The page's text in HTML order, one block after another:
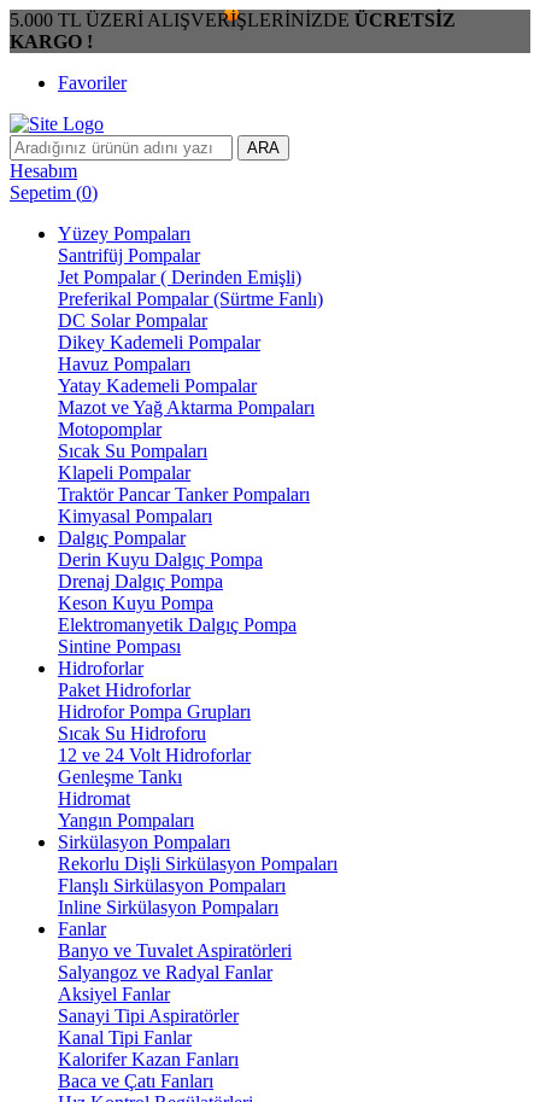
5.000 TL ÜZERİ ALIŞVERİŞLERİNİZDE ÜCRETSİZ
KARGO !
Favoriler
ARA
Hesabım
Sepetim (0)
Yüzey Pompaları
Santrifüj Pompalar
Jet Pompalar ( Derinden Emişli)
Preferikal Pompalar (Sürtme Fanlı)
DC Solar Pompalar
Dikey Kademeli Pompalar
Havuz Pompaları
Yatay Kademeli Pompalar
Mazot ve Yağ Aktarma Pompaları
Motopomplar
Sıcak Su Pompaları
Klapeli Pompalar
Traktör Pancar Tanker Pompaları
Kimyasal Pompaları
Dalgıç Pompalar
Derin Kuyu Dalgıç Pompa
Drenaj Dalgıç Pompa
Keson Kuyu Pompa
Elektromanyetik Dalgıç Pompa
Sintine Pompası
Hidroforlar
Paket Hidroforlar
Hidrofor Pompa Grupları
Sıcak Su Hidroforu
12 ve 24 Volt Hidroforlar
Genleşme Tankı
Hidromat
Yangın Pompaları
Sirkülasyon Pompaları
Rekorlu Dişli Sirkülasyon Pompaları
Flanşlı Sirkülasyon Pompaları
Inline Sirkülasyon Pompaları
Fanlar
Banyo ve Tuvalet Aspiratörleri
Salyangoz ve Radyal Fanlar
Aksiyel Fanlar
Sanayi Tipi Aspiratörler
Kanal Tipi Fanlar
Kalorifer Kazan Fanları
Baca ve Çatı Fanları